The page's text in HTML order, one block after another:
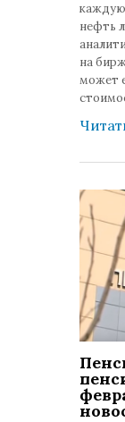
каждую
нефть
на
может